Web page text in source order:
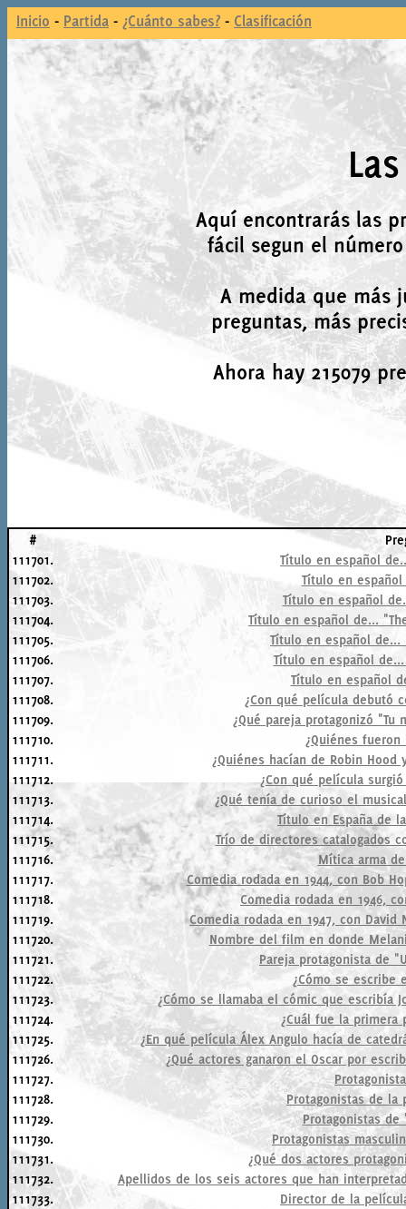
Inicio - Partida - ¿Cuánto sabes? - Clasificación
Aquí encontrarás las
fácil segun el
A medida que más
preguntas, más
Ahora hay 215079
#
111701.
Título en español
111702.
Título en
111703.
Título en español
111704.
Título en español de...
111705.
Título en español de...
111706.
Título en español
111707.
Título en español
111708.
¿Con qué película debutó
111709.
¿Qué pareja protagonizó "Tu
111710.
¿Quiénes fueron
111711.
¿Quiénes hacían de Robin
111712.
¿Con qué película
111713.
¿Qué tenía de curioso el
111714.
Título en España de
111715.
Trío de directores catalogados
111716.
Mítica arma
111717.
Comedia rodada en 1944, con Bob
111718.
Comedia rodada en 1946,
111719.
Comedia rodada en 1947, con
111720.
Nombre del film en donde
111721.
Pareja protagonista de
111722.
¿Cómo se escribe
111723.
¿Cómo se llamaba el cómic que escribía
111724.
¿Cuál fue la primera
111725.
¿En qué película Álex Angulo hacía de
111726.
¿Qué actores ganaron el Oscar por
111727.
111728.
Protagonistas de la
111729.
Protagonistas de
111730.
Protagonistas
111731.
¿Qué dos actores
111732.
Apellidos de los seis actores que han
111733.
Director de la